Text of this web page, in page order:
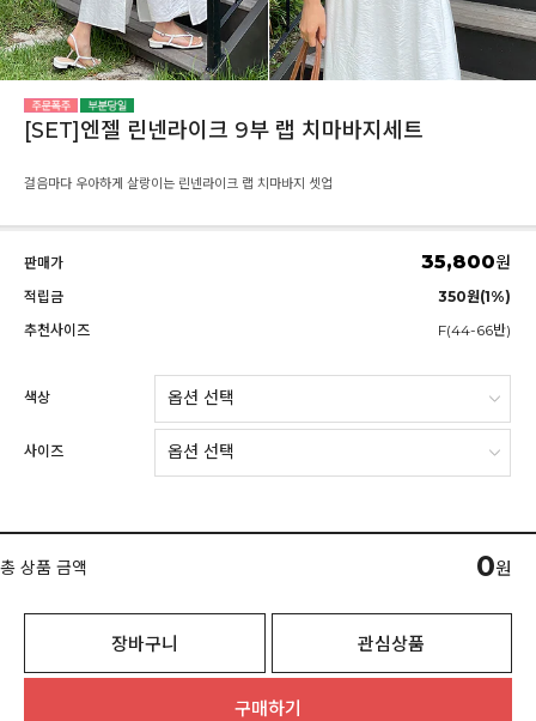
[SET]엔젤 린넨라이크 9부 랩 치마바지세트
걸음마다 우아하게 살랑이는 린넨라이크 랩 치마바지 셋업
판매가 35,800원
적립금
350원(1%)
추천사이즈
F(44-66반)
색상
사이즈
총 상품 금액 0원
장바구니 관심상품
구매하기